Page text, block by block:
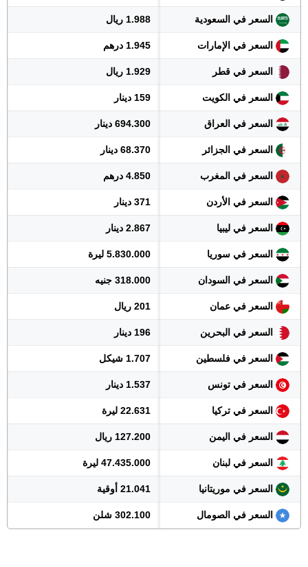
السعر في السعودية 1.988 ريال
السعر في الإمارات 1.945 درهم
السعر في قطر 1.929 ريال
السعر في الكويت 159 دينار
السعر في العراق 694.300 دينار
السعر في الجزائر 68.370 دينار
السعر في المغرب 4.850 درهم
السعر في الأردن 371 دينار
السعر في ليبيا 2.867 دينار
السعر في سوريا 5.830.000 ليرة
السعر في السودان 318.000 جنيه
السعر في عمان 201 ريال
السعر في البحرين 196 دينار
السعر في فلسطين 1.707 شيكل
السعر في تونس 1.537 دينار
السعر في تركيا 22.631 ليرة
السعر في اليمن 127.200 ريال
السعر في لبنان 47.435.000 ليرة
السعر في موريتانيا 21.041 أوقية
السعر في الصومال 302.100 شلن